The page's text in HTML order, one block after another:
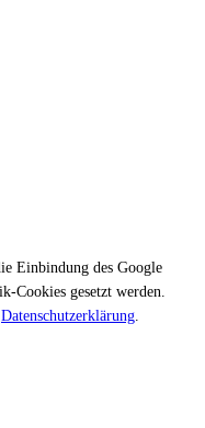
Einbindung des Google
Cookies gesetzt werden.
Datenschutzerklärung